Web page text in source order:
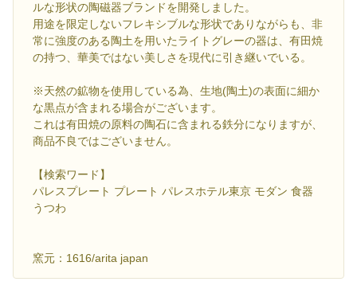
ルな形状の陶磁器ブランドを開発しました。
用途を限定しないフレキシブルな形状でありながらも、非
常に強度のある陶土を用いたライトグレーの器は、有田焼
の持つ、華美ではない美しさを現代に引き継いでいる。
※天然の鉱物を使用している為、生地(陶土)の表面に細か
な黒点が含まれる場合がございます。
これは有田焼の原料の陶石に含まれる鉄分になりますが、
商品不良ではございません。
【検索ワード】
パレスプレート プレート パレスホテル東京 モダン 食器
うつわ
窯元：1616/arita japan